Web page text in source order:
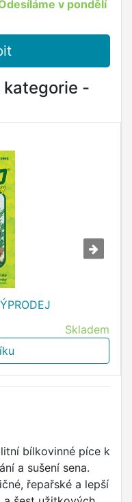
v pondělí
-
Skladem
bílkovinné píce k
a sušení sena.
řepařské a lepší